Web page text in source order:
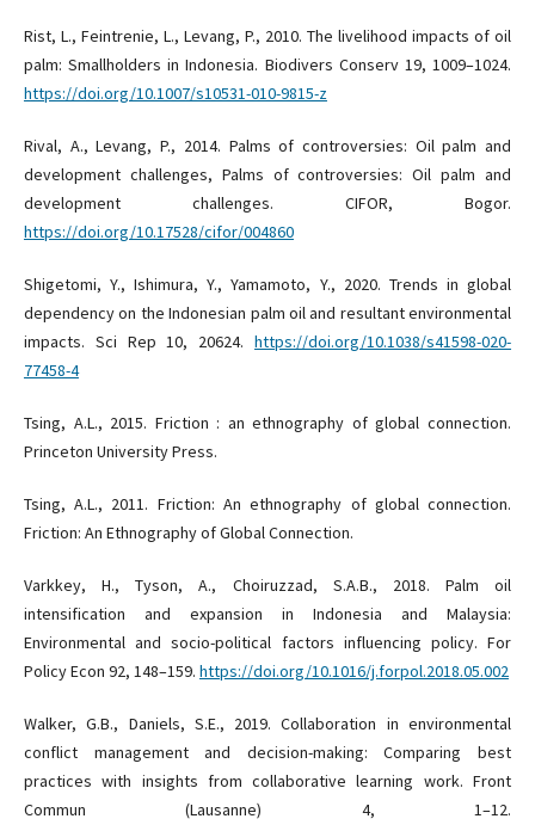
Rist, L., Feintrenie, L., Levang, P., 2010. The livelihood impacts of oil
palm: Smallholders in Indonesia. Biodivers Conserv 19, 1009–1024.
https://doi.org/10.1007/s10531-010-9815-z
Rival, A., Levang, P., 2014. Palms of controversies: Oil palm and
development challenges, Palms of controversies: Oil palm and
development challenges. CIFOR, Bogor.
https://doi.org/10.17528/cifor/004860
Shigetomi, Y., Ishimura, Y., Yamamoto, Y., 2020. Trends in global
dependency on the Indonesian palm oil and resultant environmental
impacts. Sci Rep 10, 20624.https://doi.org/10.1038/s41598-020-
77458-4
Tsing, A.L., 2015. Friction : an ethnography of global connection.
Princeton University Press.
Tsing, A.L., 2011. Friction: An ethnography of global connection.
Friction: An Ethnography of Global Connection.
Varkkey, H., Tyson, A., Choiruzzad, S.A.B., 2018. Palm oil
intensification and expansion in Indonesia and Malaysia:
Environmental and socio-political factors influencing policy. For
Policy Econ 92, 148–159. https://doi.org/10.1016/j.forpol.2018.05.002
Walker, G.B., Daniels, S.E., 2019. Collaboration in environmental
conflict management and decision-making: Comparing best
practices with insights from collaborative learning work. Front
Commun (Lausanne) 4, 1–12.